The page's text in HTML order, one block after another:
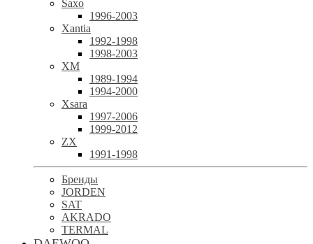
Saxo
1996-2003
Xantia
1992-1998
1998-2003
XM
1989-1994
1994-2000
Xsara
1997-2006
1999-2012
ZX
1991-1998
Бренды
JORDEN
SAT
AKRADO
TERMAL